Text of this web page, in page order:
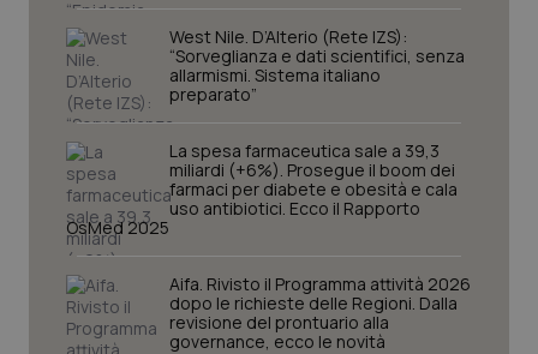
West Nile. D’Alterio (Rete IZS):
“Sorveglianza e dati scientifici, senza
allarmismi. Sistema italiano
preparato”
La spesa farmaceutica sale a 39,3
miliardi (+6%). Prosegue il boom dei
farmaci per diabete e obesità e cala
uso antibiotici. Ecco il Rapporto
OsMed 2025
Aifa. Rivisto il Programma attività 2026
dopo le richieste delle Regioni. Dalla
revisione del prontuario alla
governance, ecco le novità
VISITOR_PRIVACY_METADATA
YouTube
.youtube.com